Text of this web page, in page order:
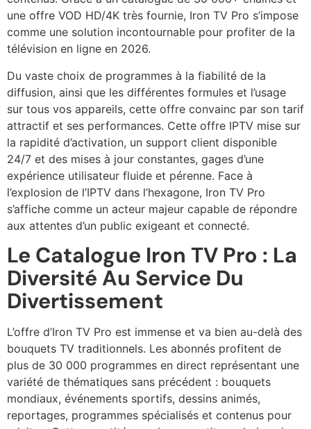
une offre VOD HD/4K très fournie, Iron TV Pro s’impose
comme une solution incontournable pour profiter de la
télévision en ligne en 2026.
Du vaste choix de programmes à la fiabilité de la
diffusion, ainsi que les différentes formules et l’usage
sur tous vos appareils, cette offre convainc par son tarif
attractif et ses performances. Cette offre IPTV mise sur
la rapidité d’activation, un support client disponible
24/7 et des mises à jour constantes, gages d’une
expérience utilisateur fluide et pérenne. Face à
l’explosion de l’IPTV dans l’hexagone, Iron TV Pro
s’affiche comme un acteur majeur capable de répondre
aux attentes d’un public exigeant et connecté.
Le Catalogue Iron TV Pro : La
Diversité Au Service Du
Divertissement
L’offre d’Iron TV Pro est immense et va bien au-delà des
bouquets TV traditionnels. Les abonnés profitent de
plus de 30 000 programmes en direct représentant une
variété de thématiques sans précédent : bouquets
mondiaux, événements sportifs, dessins animés,
reportages, programmes spécialisés et contenus pour